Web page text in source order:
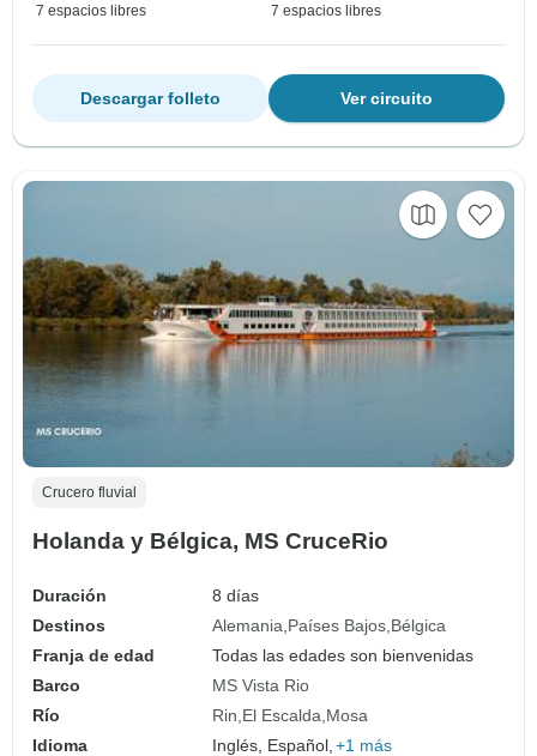
7 espacios libres 7 espacios libres
Ver circuito
Descargar folleto
Crucero fluvial
Holanda y Bélgica, MS CruceRio
Duración
8 días
Destinos
Alemania Países Bajos Bélgica
Franja de edad
Todas las edades son bienvenidas
Barco
MS Vista Rio
Río
Rin El Escalda Mosa
Idioma
Inglés, Español, +1 más